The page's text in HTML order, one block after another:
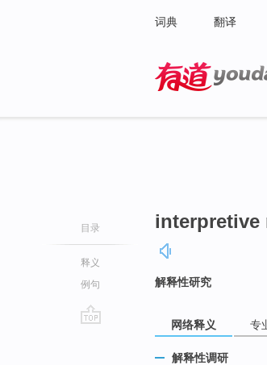
词典 翻译
目录
释义
例句
interpretive
解释性研究
网络释义 专
解释性调研